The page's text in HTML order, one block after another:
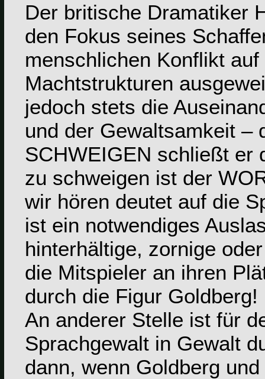
Der britische Dramatiker
den Fokus seines
menschlichen Konflikt
Machtstrukturen
jedoch stets die
und der Gewaltsamkeit –
SCHWEIGEN schließt er
zu schweigen ist der
wir hören deutet auf die
ist ein notwendiges
hinterhältige, zornige
die Mitspieler an ihren
durch die Figur Goldberg!
An anderer Stelle ist für
Sprachgewalt in Gewalt
dann, wenn Goldberg